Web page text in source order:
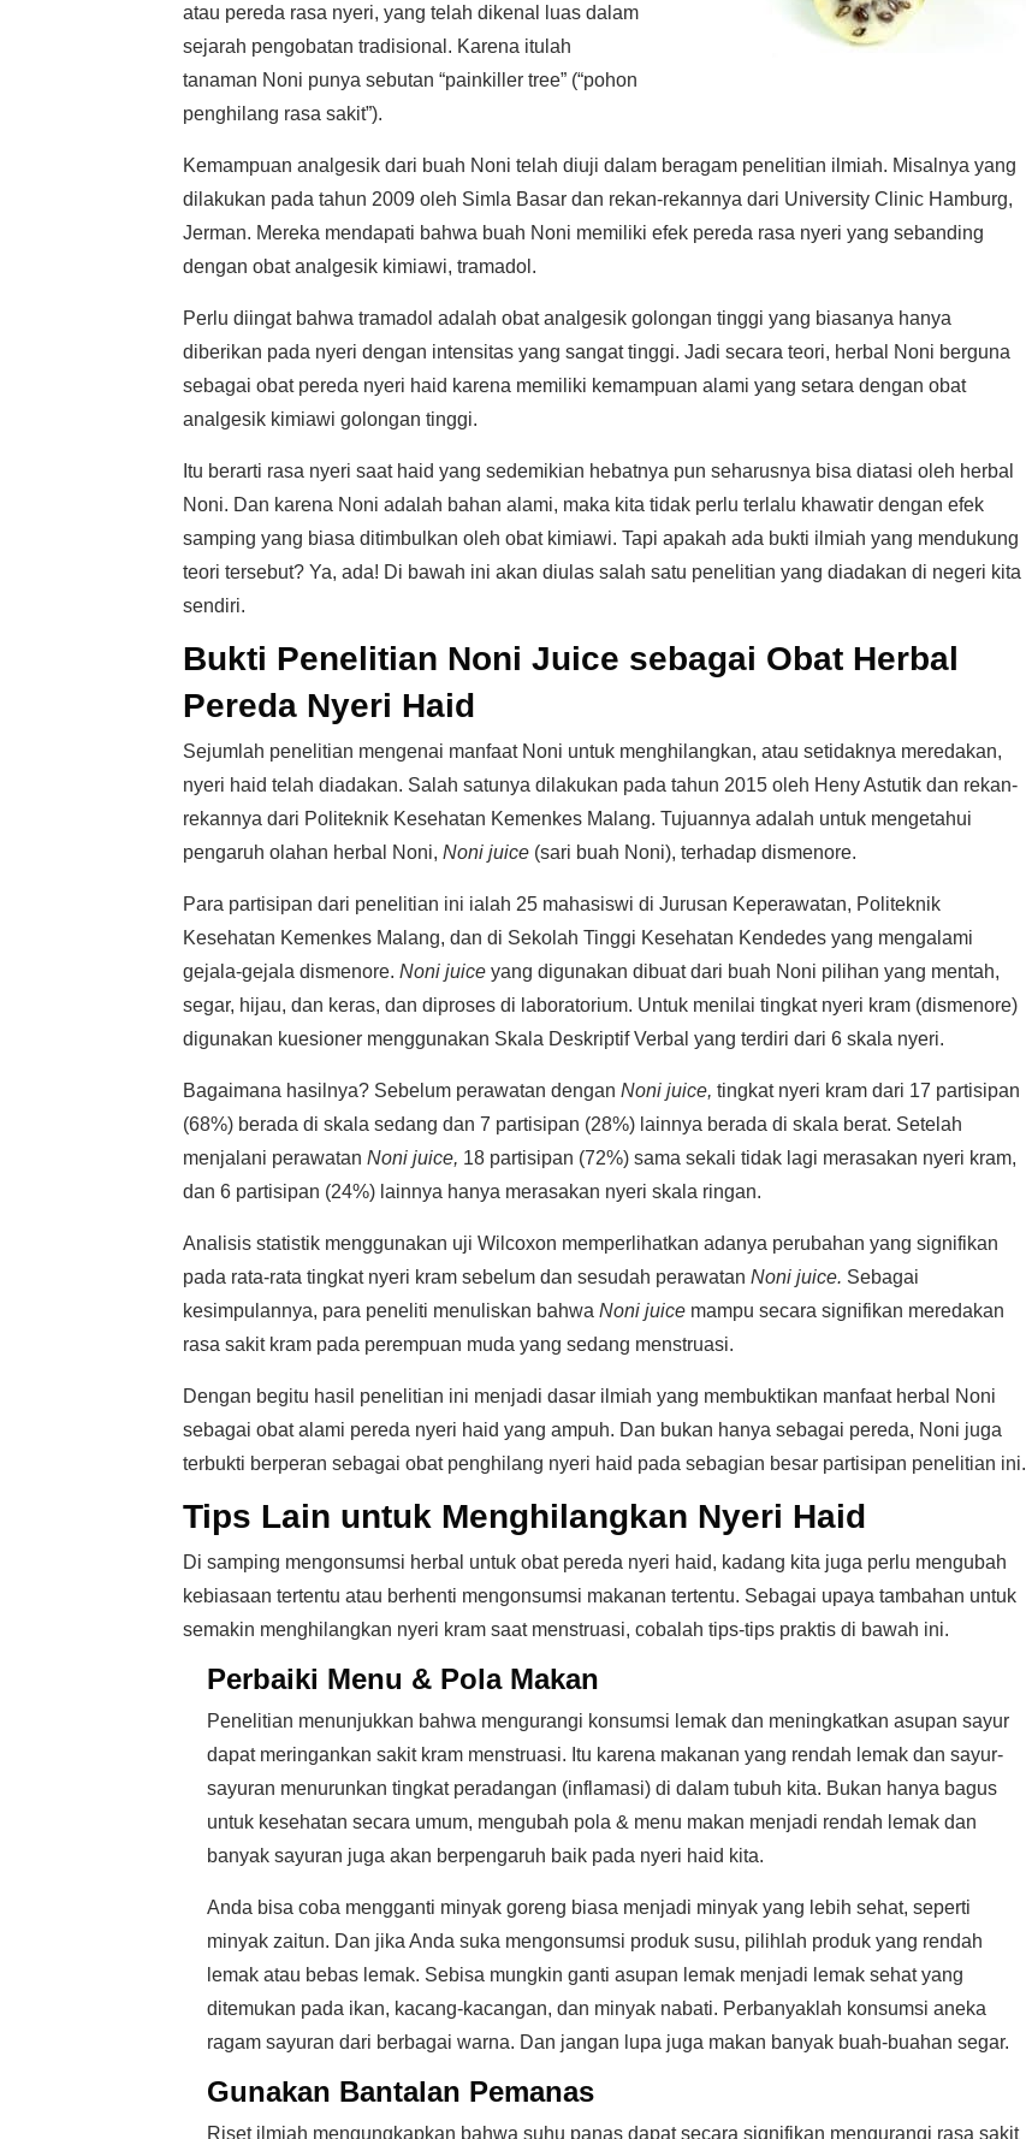
atau pereda rasa nyeri, yang telah dikenal luas dalam
sejarah pengobatan tradisional. Karena itulah
tanaman Noni punya sebutan “painkiller tree” (“pohon
penghilang rasa sakit”).
Kemampuan analgesik dari buah Noni telah diuji dalam beragam penelitian ilmiah. Misalnya yang
dilakukan pada tahun 2009 oleh Simla Basar dan rekan-rekannya dari University Clinic Hamburg,
Jerman. Mereka mendapati bahwa buah Noni memiliki efek pereda rasa nyeri yang sebanding
dengan obat analgesik kimiawi, tramadol.
Perlu diingat bahwa tramadol adalah obat analgesik golongan tinggi yang biasanya hanya
diberikan pada nyeri dengan intensitas yang sangat tinggi. Jadi secara teori, herbal Noni berguna
sebagai obat pereda nyeri haid karena memiliki kemampuan alami yang setara dengan obat
analgesik kimiawi golongan tinggi.
Itu berarti rasa nyeri saat haid yang sedemikian hebatnya pun seharusnya bisa diatasi oleh herbal
Noni. Dan karena Noni adalah bahan alami, maka kita tidak perlu terlalu khawatir dengan efek
samping yang biasa ditimbulkan oleh obat kimiawi. Tapi apakah ada bukti ilmiah yang mendukung
teori tersebut? Ya, ada! Di bawah ini akan diulas salah satu penelitian yang diadakan di negeri kita
sendiri.
Bukti Penelitian Noni Juice sebagai Obat Herbal
Pereda Nyeri Haid
Sejumlah penelitian mengenai manfaat Noni untuk menghilangkan, atau setidaknya meredakan,
nyeri haid telah diadakan. Salah satunya dilakukan pada tahun 2015 oleh Heny Astutik dan rekan-
rekannya dari Politeknik Kesehatan Kemenkes Malang. Tujuannya adalah untuk mengetahui
pengaruh olahan herbal Noni, Noni juice (sari buah Noni), terhadap dismenore.
Para partisipan dari penelitian ini ialah 25 mahasiswi di Jurusan Keperawatan, Politeknik
Kesehatan Kemenkes Malang, dan di Sekolah Tinggi Kesehatan Kendedes yang mengalami
gejala-gejala dismenore. Noni juice yang digunakan dibuat dari buah Noni pilihan yang mentah,
segar, hijau, dan keras, dan diproses di laboratorium. Untuk menilai tingkat nyeri kram (dismenore)
digunakan kuesioner menggunakan Skala Deskriptif Verbal yang terdiri dari 6 skala nyeri.
Bagaimana hasilnya? Sebelum perawatan dengan Noni juice, tingkat nyeri kram dari 17 partisipan
(68%) berada di skala sedang dan 7 partisipan (28%) lainnya berada di skala berat. Setelah
menjalani perawatan Noni juice, 18 partisipan (72%) sama sekali tidak lagi merasakan nyeri kram,
dan 6 partisipan (24%) lainnya hanya merasakan nyeri skala ringan.
Analisis statistik menggunakan uji Wilcoxon memperlihatkan adanya perubahan yang signifikan
pada rata-rata tingkat nyeri kram sebelum dan sesudah perawatan Noni juice. Sebagai
kesimpulannya, para peneliti menuliskan bahwa Noni juice mampu secara signifikan meredakan
rasa sakit kram pada perempuan muda yang sedang menstruasi.
Dengan begitu hasil penelitian ini menjadi dasar ilmiah yang membuktikan manfaat herbal Noni
sebagai obat alami pereda nyeri haid yang ampuh. Dan bukan hanya sebagai pereda, Noni juga
terbukti berperan sebagai obat penghilang nyeri haid pada sebagian besar partisipan penelitian ini.
Tips Lain untuk Menghilangkan Nyeri Haid
Di samping mengonsumsi herbal untuk obat pereda nyeri haid, kadang kita juga perlu mengubah
kebiasaan tertentu atau berhenti mengonsumsi makanan tertentu. Sebagai upaya tambahan untuk
semakin menghilangkan nyeri kram saat menstruasi, cobalah tips-tips praktis di bawah ini.
Perbaiki Menu & Pola Makan
Penelitian menunjukkan bahwa mengurangi konsumsi lemak dan meningkatkan asupan sayur
dapat meringankan sakit kram menstruasi. Itu karena makanan yang rendah lemak dan sayur-
sayuran menurunkan tingkat peradangan (inflamasi) di dalam tubuh kita. Bukan hanya bagus
untuk kesehatan secara umum, mengubah pola & menu makan menjadi rendah lemak dan
banyak sayuran juga akan berpengaruh baik pada nyeri haid kita.
Anda bisa coba mengganti minyak goreng biasa menjadi minyak yang lebih sehat, seperti
minyak zaitun. Dan jika Anda suka mengonsumsi produk susu, pilihlah produk yang rendah
lemak atau bebas lemak. Sebisa mungkin ganti asupan lemak menjadi lemak sehat yang
ditemukan pada ikan, kacang-kacangan, dan minyak nabati. Perbanyaklah konsumsi aneka
ragam sayuran dari berbagai warna. Dan jangan lupa juga makan banyak buah-buahan segar.
Gunakan Bantalan Pemanas
Riset ilmiah mengungkapkan bahwa suhu panas dapat secara signifikan mengurangi rasa sakit